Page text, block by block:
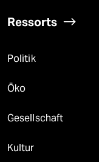
Ressorts
Politik
Öko
Gesellschaft
Kultur